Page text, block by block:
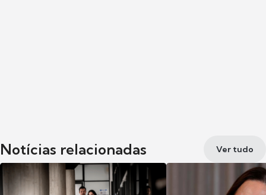
Notícias relacionadas Ver tudo